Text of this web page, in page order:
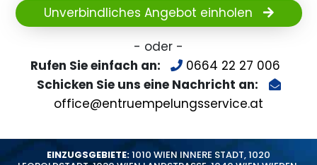
Unverbindliches Angebot einholen
- oder -
Rufen Sie einfach an:
0664 22 27 006
Schicken Sie uns eine Nachricht an:
office@entruempelungsservice.at
EINZUGSGEBIETE:1010 WIEN INNERE STADT,1020